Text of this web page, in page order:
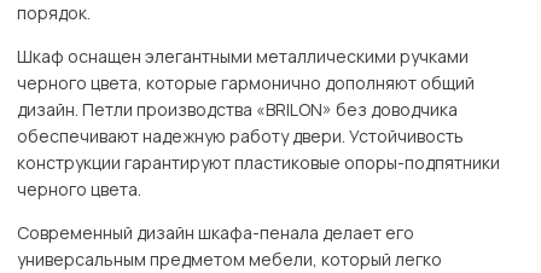
порядок.
Шкаф оснащен элегантными металлическими ручками
черного цвета, которые гармонично дополняют общий
дизайн. Петли производства «BRILON» без доводчика
обеспечивают надежную работу двери. Устойчивость
конструкции гарантируют пластиковые опоры-подпятники
черного цвета.
Современный дизайн шкафа-пенала делает его
универсальным предметом мебели, который легко